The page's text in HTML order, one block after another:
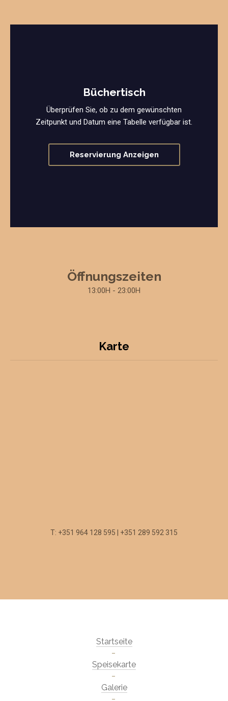
Büchertisch
Überprüfen Sie, ob zu dem gewünschten
Zeitpunkt und Datum eine Tabelle verfügbar ist.
Reservierung Anzeigen
Öffnungszeiten
13:00H - 23:00H
Karte
T: +351 964 128 595 | +351 289 592 315
Startseite
Speisekarte
Galerie